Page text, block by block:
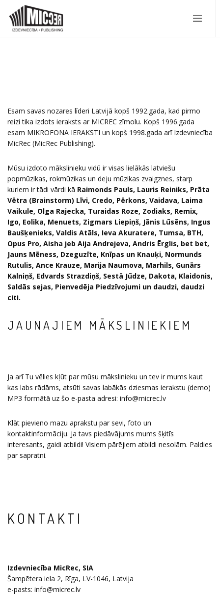
Esam savas nozares līderi Latvijā kopš 1992.gada, kad pirmo
reizi tika izdots ieraksts ar MICREC zīmolu. Kopš 1996.gada
esam MIKROFONA IERAKSTI un kopš 1998.gada arī Izdevniecība
MicRec (MicRec Publishing).
Mūsu izdoto mākslinieku vidū ir visas lielākās latviešu
popmūzikas, rokmūzikas un deju mūzikas zvaigznes, starp
kuriem ir tādi vārdi kā Raimonds Pauls, Lauris Reiniks, Prāta
Vētra (Brainstorm) Līvi, Credo, Pērkons, Vaidava, Laima
Vaikule, Olga Rajecka, Turaidas Roze, Zodiaks, Remix,
Igo, Eolika, Menuets, Zigmars Liepiņš, Jānis Lūsēns, Ingus
Baušķenieks, Valdis Atāls, Ieva Akuratere, Tumsa, BTH,
Opus Pro, Aisha jeb Aija Andrejeva, Andris Ērglis, bet bet,
Jauns Mēness, Dzeguzīte, Knīpas un Knauķi, Normunds
Rutulis, Ance Krauze, Marija Naumova, Marhils, Gunārs
Kalniņš, Edvards Strazdiņš, Sestā Jūdze, Dakota, Klaidonis,
Saldās sejas, Pienvedēja Piedzīvojumi un daudzi, daudzi
citi.
JAUNAJIEM MĀKSLINIEKIEM
Ja arī Tu vēlies kļūt par mūsu mākslinieku un tev ir mums kaut
kas labs rādāms, atsūti savas labākās dziesmas ierakstu (demo)
MP3 formātā uz šo e-pasta adresi: info@micrec.lv
Klāt pievieno mazu aprakstu par sevi, foto un
kontaktinformāciju. Ja tavs piedāvājums mums šķitīs
interesants, gaidi atbildi! Visiem pārējiem atbildi nesolām. Paldies
par sapratni.
KONTAKTI
Izdevniecība MicRec, SIA
Šampētera iela 2, Rīga, LV-1046, Latvija
e-pasts: info@micrec.lv